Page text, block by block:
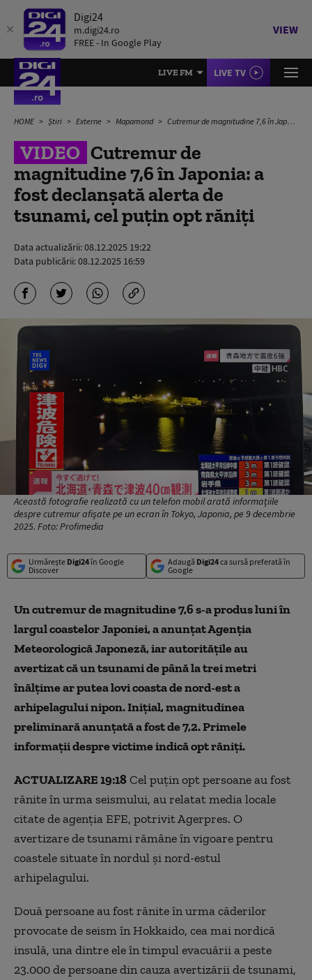
Digi24
m.digi24.ro
FREE - In Google Play
VIEW
LIVE FM LIVE TV
HOME Știri Externe Mapamond Cutremur de magnitudine 7,6 în Japonia: a fost declanșată alerta de tsunami, cel puțin opt răniți
VIDEO Cutremur de
magnitudine 7,6 în Japonia: a
fost declanșată alerta de
tsunami, cel puțin opt răniți
Data actualizării:08.12.2025 19:22
Data publicării:08.12.2025 16:59
Această fotografie realizată cu un telefon mobil arată informațiile
despre cutremur afișate pe un ecran în Tokyo, Japonia, pe 9 decembrie
2025. Foto: Profimedia
Urmărește Digi24în Google
Discover
Adaugă Digi24ca sursă preferată în
Google
Un cutremur de magnitudine 7,6 s-a produs luni în
largul coastelor Japoniei, a anunţat Agenţia
Meteorologică Japoneză, iar autorităţile au
avertizat că un tsunami de până la trei metri
înălţime ar putea lovi coasta de nord-est a
arhipelagului nipon. Inițial, magnitudinea
preliminară anunțată a fost de 7,2. Primele
informații despre victime indică opt răniți.
ACTUALIZARE 19:18 Cel puţin opt persoane au fost
rănite în urma seismului, au relatat media locale
citate de agenţia EFE, potrivit Agerpres. O
avertizare de tsunami rămâne în vigoare pentru
coastele situate în nordul şi nord-estul
arhipelagului.
Două persoane au fost rănite în urma căderilor
provocate de seism în Hokkaido, cea mai nordică
insulă, una dintre ele în timpul evacuării a peste
23.000 de persoane din cauza avertizării de tsunami,